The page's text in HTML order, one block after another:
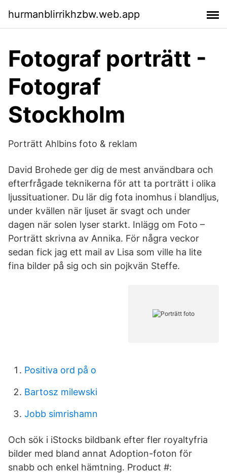
hurmanblirrikhzbw.web.app
Fotograf porträtt -
Fotograf
Stockholm
Porträtt Ahlbins foto & reklam
David Brohede ger dig de mest användbara och
efterfrågade teknikerna för att ta porträtt i olika
ljussituationer. Du lär dig fota inomhus i blandljus,
under kvällen när ljuset är svagt och under
dagen när solen lyser starkt. Inlägg om Foto –
Porträtt skrivna av Annika. För några veckor
sedan fick jag ett mail av Lisa som ville ha lite
fina bilder på sig och sin pojkvän Steffe.
Positiva ord på o
Bartosz milewski
Jobb simrishamn
Och sök i iStocks bildbank efter fler royaltyfria
bilder med bland annat Adoption-foton för
snabb och enkel hämtning. Product #: